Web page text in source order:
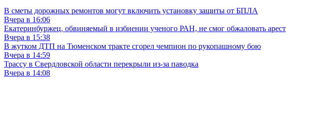
В сметы дорожных ремонтов могут включить установку защиты от БПЛА
Вчера в 16:06
Екатеринбуржец, обвиняемый в избиении ученого РАН, не смог обжаловать арест
Вчера в 15:38
В жутком ДТП на Тюменском тракте сгорел чемпион по рукопашному бою
Вчера в 14:59
Трассу в Свердловской области перекрыли из-за паводка
Вчера в 14:08